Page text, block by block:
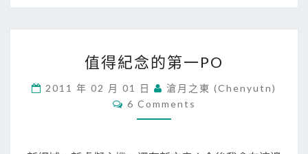
得
念
的
第
值得紀念的第一PO
2011 年 02 月 01 日
滄月之東 (chenyutn)
C
O
6 Comments